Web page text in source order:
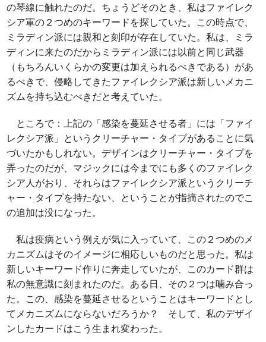
の琴線に触れたのだ。ちょうどそのとき、私はファイレク
シア軍の２つめのキーワードを探していた。この時点で、
ミラディン派には親和と刻印が存在していた。私は、ミラ
ディンに来たのだからミラディン派には以前と同じ武器
（もちろんいくらかの変更は加えられるべきである）があ
るべきで、侵略してきたファイレクシア派は新しいメカニ
ズムを持ち込むべきだと考えていた。
ところで：上記の「感染を蔓延させる者」には「ファイ
レクシア派」というクリーチャー・タイプがあることに気
づいたかもしれない。デザインはクリーチャー・タイプを
弄ったのだが、マジックには今までにも多くのファイレク
シア人がおり、それらはファイレクシア派というクリーチ
ャー・タイプを持たない、ということが指摘されたのでこ
の追加は没になった。
私は疫病という例えが気に入っていて、この２つめのメ
カニズムはそのイメージに相応しいものだと思った。私は
新しいキーワード作りに奔走していたが、このカード群は
私の無意識に刻まれたのだ。ある日、その２つは噛み合っ
た。この、感染を蔓延させるということはキーワードとし
てメカニズムにならないだろうか？ そして、私のデザイ
ンしたカードはこう生まれ変わった。